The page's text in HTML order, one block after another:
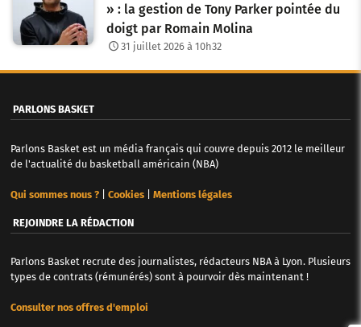
» : la gestion de Tony Parker pointée du
doigt par Romain Molina
31 juillet 2026 à 10h32
PARLONS BASKET
Parlons Basket est un média français qui couvre depuis 2012 le meilleur
de l'actualité du basketball américain (NBA)
Qui sommes nous ?| Cookies| Mentions légales
REJOINDRE LA RÉDACTION
Parlons Basket recrute des journalistes, rédacteurs NBA à Lyon. Plusieurs
types de contrats (rémunérés) sont à pourvoir dès maintenant !
Consulter nos offres d'emploi